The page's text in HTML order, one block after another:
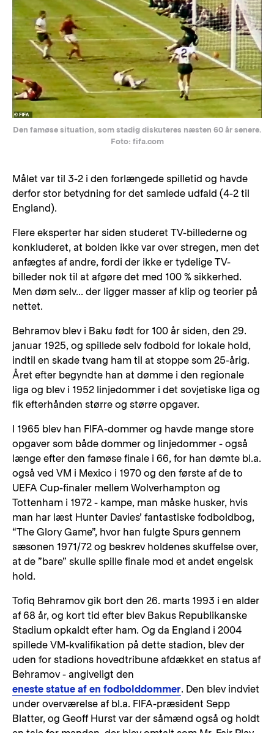
Den famøse situation, som stadig diskuteres næsten 60 år senere.
Foto: fifa.com
Målet var til 3-2 i den forlængede spilletid og havde
derfor stor betydning for det samlede udfald (4-2 til
England).
Flere eksperter har siden studeret TV-billederne og
konkluderet, at bolden ikke var over stregen, men det
anfægtes af andre, fordi der ikke er tydelige TV-
billeder nok til at afgøre det med 100 % sikkerhed.
Men døm selv... der ligger masser af klip og teorier på
nettet.
Behramov blev i Baku født for 100 år siden, den 29.
januar 1925, og spillede selv fodbold for lokale hold,
indtil en skade tvang ham til at stoppe som 25-årig.
Året efter begyndte han at dømme i den regionale
liga og blev i 1952 linjedommer i det sovjetiske liga og
fik efterhånden større og større opgaver.
I 1965 blev han FIFA-dommer og havde mange store
opgaver som både dommer og linjedommer - også
længe efter den famøse finale i 66, for han dømte bl.a.
også ved VM i Mexico i 1970 og den første af de to
UEFA Cup-finaler mellem Wolverhampton og
Tottenham i 1972 - kampe, man måske husker, hvis
man har læst Hunter Davies’ fantastiske fodboldbog,
“The Glory Game”, hvor han fulgte Spurs gennem
sæsonen 1971/72 og beskrev holdenes skuffelse over,
at de ”bare” skulle spille finale mod et andet engelsk
hold.
Tofiq Behramov gik bort den 26. marts 1993 i en alder
af 68 år, og kort tid efter blev Bakus Republikanske
Stadium opkaldt efter ham. Og da England i 2004
spillede VM-kvalifikation på dette stadion, blev der
uden for stadions hovedtribune afdækket en status af
Behramov - angiveligt den
eneste statue af en fodbolddommer. Den blev indviet
under overværelse af bl.a. FIFA-præsident Sepp
Blatter, og Geoff Hurst var der såmænd også og holdt